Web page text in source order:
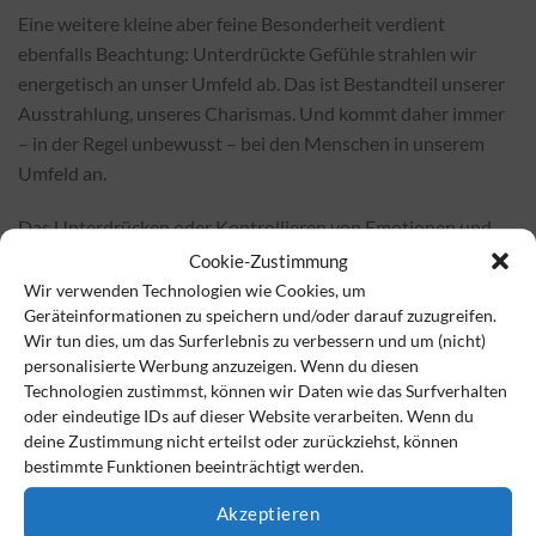
Cookie-Zustimmung
Wir verwenden Technologien wie Cookies, um
Geräteinformationen zu speichern und/oder darauf zuzugreifen.
Wir tun dies, um das Surferlebnis zu verbessern und um (nicht)
personalisierte Werbung anzuzeigen. Wenn du diesen
Technologien zustimmst, können wir Daten wie das Surfverhalten
oder eindeutige IDs auf dieser Website verarbeiten. Wenn du
deine Zustimmung nicht erteilst oder zurückziehst, können
bestimmte Funktionen beeinträchtigt werden.
Akzeptieren
Eine weitere kleine aber feine Besonderheit verdient
ebenfalls Beachtung: Unterdrückte Gefühle strahlen wir
energetisch an unser Umfeld ab. Das ist Bestandteil unserer
Ausstrahlung, unseres Charismas. Und kommt daher immer
– in der Regel unbewusst – bei den Menschen in unserem
Umfeld an.
Das Unterdrücken oder Kontrollieren von Emotionen und
Gefühlen kostet viel innere Kraft.
Kraft und Energie, die für andere, wichtige Dinge nicht zur
Verfügung stehen. Je mehr wir hingegen Emotionen und
Gefühle zulassen, desto befreiter können wir uns auf
augenblicklich wichtige Aufgaben konzentrieren.
Für positive Gefühlskräfte Bewertungskonfigurationen
vornehmen